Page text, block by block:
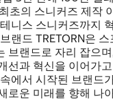
초의 스니커즈 제작
니스 스니커즈까지
랜드 TRETORN은
브랜드로 자리 잡으
선과 혁신을 이어가
에서 시작된 브랜드
로운 미래를 향해 나